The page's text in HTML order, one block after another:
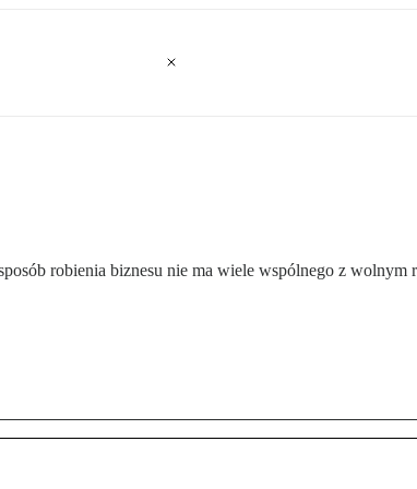
robienia biznesu nie ma wiele wspólnego z wolnym